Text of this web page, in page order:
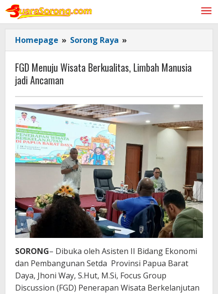
Lewati
konten
Homepage » Sorong Raya »
Wisata
Berkualitas,
Limbah
jadi
Ancaman
FGD Menuju Wisata Berkualitas, Limbah Manusia
jadi Ancaman
SORONG– Dibuka oleh Asisten II Bidang Ekonomi
dan Pembangunan Setda Provinsi Papua Barat
Daya, Jhoni Way, S.Hut, M.Si, Focus Group
Discussion (FGD) Penerapan Wisata Berkelanjutan